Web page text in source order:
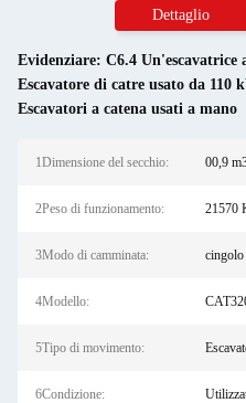
Dettaglio
Evidenziare: C6.4 Un'escavatrice
Escavatore di catre usato da 110
Escavatori a catena usati a mano
1Dimensione del secchio: 00,9
2Peso di funzionamento: 21570
3Modo di camminata:
4Modello:
5Tipo di movimento:
6Condizione: